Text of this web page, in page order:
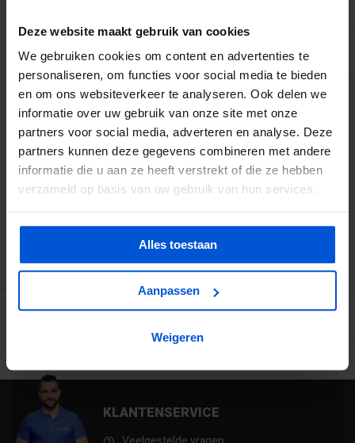
Deze website maakt gebruik van cookies
We gebruiken cookies om content en advertenties te
personaliseren, om functies voor social media te bieden
en om ons websiteverkeer te analyseren. Ook delen we
informatie over uw gebruik van onze site met onze
partners voor social media, adverteren en analyse. Deze
partners kunnen deze gegevens combineren met andere
informatie die u aan ze heeft verstrekt of die ze hebben
verzameld op basis van uw gebruik van hun services.
Alles toestaan
Aanpassen
Weigeren
BESCHRIJVING
WIJ HELPEN JE GRAAG
0317 358 228
info@dejonghandelsonderneming.nl
klanten geven ons een 9.1 op
KLANTENSERVICE